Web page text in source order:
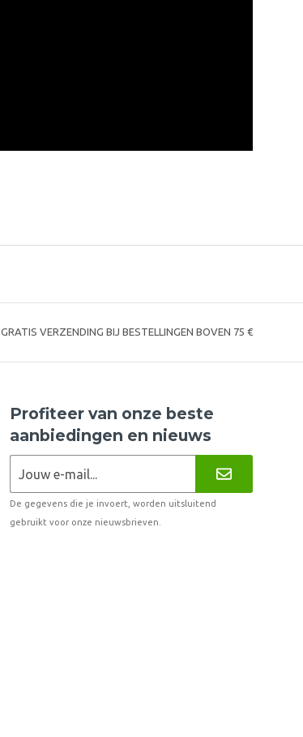
GRATIS VERZENDING BIJ BESTELLINGEN BOVEN 75 €
Profiteer van onze beste
aanbiedingen en nieuws
De gegevens die je invoert, worden uitsluitend
gebruikt voor onze nieuwsbrieven.